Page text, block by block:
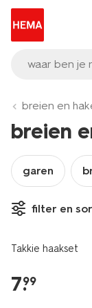
waar ben je
breien en
breien
garen
filter en
Takkie haakset
7.
99